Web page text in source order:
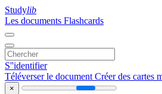
Studylib
Les documents Flashcards
S''identifier
Téléverser le document Créer des cartes
×